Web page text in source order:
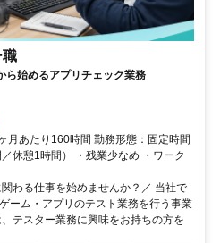
職
ら始めるアプリチェック業務
月あたり160時間 勤務形態：固定時間
休憩1時間） ・残業少なめ ・ワーク
わる仕事を始めませんか？／ 当社で
ーム・アプリのテスト業務を行う事業
テスター業務に興味をお持ちの方を